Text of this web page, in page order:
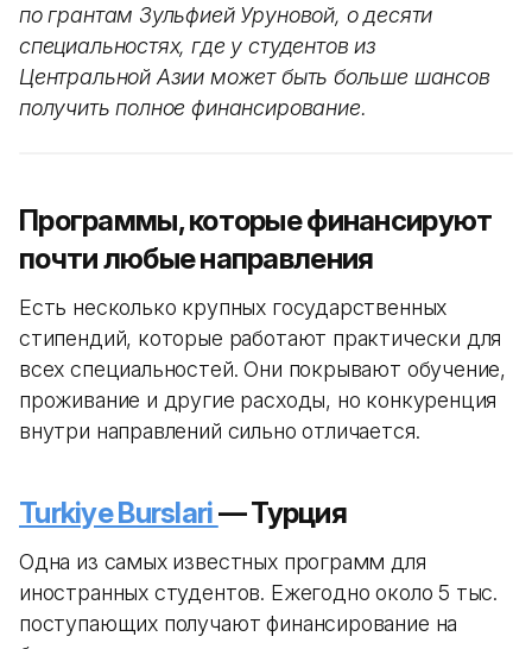
по грантам Зульфией Уруновой, о десяти
специальностях, где у студентов из
Центральной Азии может быть больше шансов
получить полное финансирование.
Программы, которые финансируют
почти любые направления
Есть несколько крупных государственных
стипендий, которые работают практически для
всех специальностей. Они покрывают обучение,
проживание и другие расходы, но конкуренция
внутри направлений сильно отличается.
Turkiye Burslari— Турция
Одна из самых известных программ для
иностранных студентов. Ежегодно около 5 тыс.
поступающих получают финансирование на